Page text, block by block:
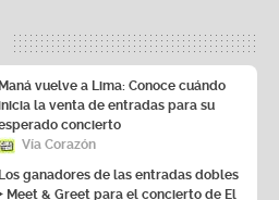
Maná vuelve a Lima: Conoce cuándo
la venta de entradas para su
concierto
Vía Corazón
Los ganadores de las entradas dobles
Meet & Greet para el concierto de El